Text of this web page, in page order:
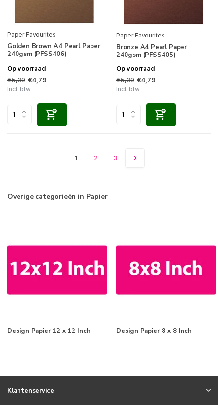
Paper Favourites
Golden Brown A4 Pearl Paper
240gsm (PFSS406)
Op voorraad
€5,39 €4,79
Incl. btw
Paper Favourites
Bronze A4 Pearl Paper
240gsm (PFSS405)
Op voorraad
€5,39 €4,79
Incl. btw
1 2 3
Overige categorieën in Papier
Design Papier 12 x 12 Inch Design Papier 8 x 8 Inch
Klantenservice